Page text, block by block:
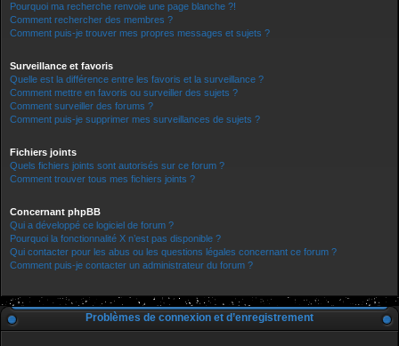
Pourquoi ma recherche renvoie une page blanche ?!
Comment rechercher des membres ?
Comment puis-je trouver mes propres messages et sujets ?
Surveillance et favoris
Quelle est la différence entre les favoris et la surveillance ?
Comment mettre en favoris ou surveiller des sujets ?
Comment surveiller des forums ?
Comment puis-je supprimer mes surveillances de sujets ?
Fichiers joints
Quels fichiers joints sont autorisés sur ce forum ?
Comment trouver tous mes fichiers joints ?
Concernant phpBB
Qui a développé ce logiciel de forum ?
Pourquoi la fonctionnalité X n’est pas disponible ?
Qui contacter pour les abus ou les questions légales concernant ce forum ?
Comment puis-je contacter un administrateur du forum ?
Problèmes de connexion et d’enregistrement